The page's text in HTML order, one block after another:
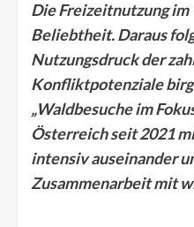
Die Freizeitnutzung
Beliebtheit. Daraus
Nutzungsdruck der
Konfliktpotenziale
„Waldbesuche im
Österreich seit 2021
intensiv auseinander
Zusammenarbeit mit